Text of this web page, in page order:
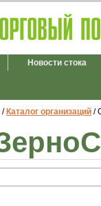
Новости стока
/ Каталог организаций /